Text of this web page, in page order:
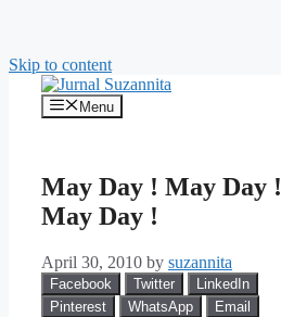
Skip to content
Menu
May Day ! May Day !
May Day !
April 30, 2010 by suzannita
Facebook Twitter
LinkedIn
Pinterest
WhatsApp Email